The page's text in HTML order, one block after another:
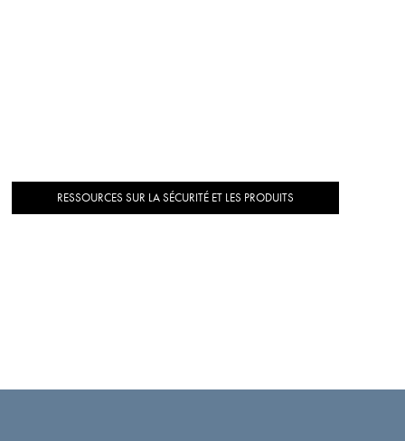
RESSOURCES SUR LA SÉCURITÉ ET LES PRODUITS